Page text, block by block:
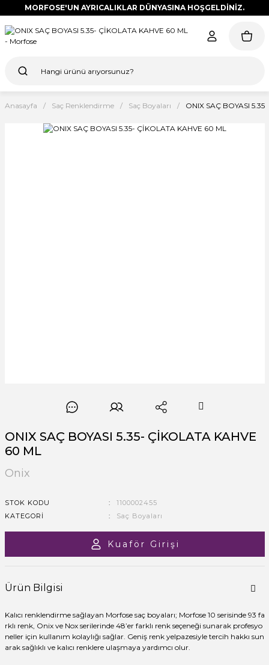
MORFOSE'UN AYRICALIKLAR DÜNYASINA HOŞGELDİNİZ.
Anasayfa Saç Renklendirme Saç Boyaları ONIX SAÇ BOYASI
ONIX SAÇ BOYASI 5.35- ÇİKOLATA KAHVE
60 ML
Onix
STOK KODU
1100002455
KATEGORI
Saç Boyaları
Kuaför Girişi
Ürün Bilgisi
Kalıcı renklendirme sağlayan Morfose saç boyaları; Morfose 10 serisinde 93 fa
rklı renk, Onix ve Nox serilerinde 48’er farklı renk seçeneği sunarak profesyo
neller için kullanım kolaylığı sağlar. Geniş renk yelpazesiyle tercih hakkı sun
arak sağlıklı ve kalıcı renklere ulaşmaya yardımcı olur.